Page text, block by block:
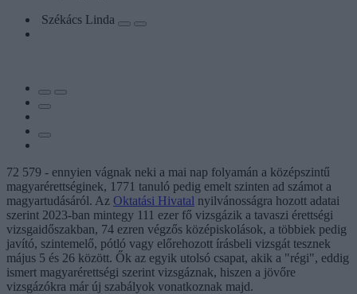
Székács Linda
72 579 - ennyien vágnak neki a mai nap folyamán a középszintű
magyarérettséginek, 1771 tanuló pedig emelt szinten ad számot a
magyartudásáról. Az Oktatási Hivatal nyilvánosságra hozott adatai
szerint 2023-ban mintegy 111 ezer fő vizsgázik a tavaszi érettségi
vizsgaidőszakban, 74 ezren végzős középiskolások, a többiek pedig
javító, szintemelő, pótló vagy előrehozott írásbeli vizsgát tesznek
május 5 és 26 között. Ők az egyik utolsó csapat, akik a "régi", eddig
ismert magyarérettségi szerint vizsgáznak, hiszen a jövőre
vizsgázókra már új szabályok vonatkoznak majd.